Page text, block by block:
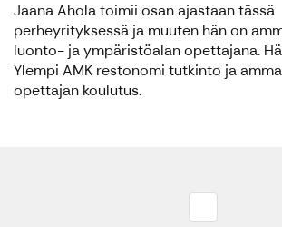
Jaana Ahola toimii osan ajastaan tässä
perheyrityksessä ja muuten hän on
luonto- ja ympäristöalan opettajana.
Ylempi AMK restonomi tutkinto ja
opettajan koulutus.